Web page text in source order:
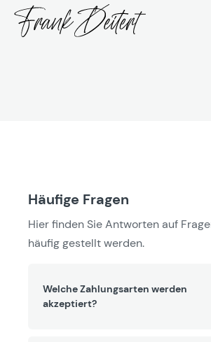
Häufige Fragen
Hier finden Sie Antworten auf
häufig gestellt werden.
Welche Zahlungsarten werden
akzeptiert?